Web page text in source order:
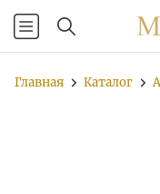
Главная Каталог